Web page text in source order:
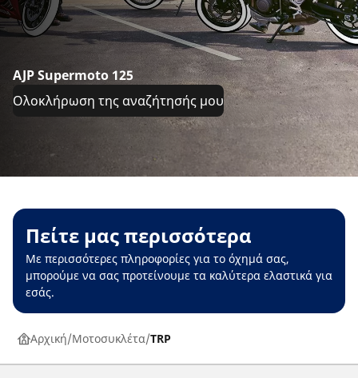
AJP Supermoto 125
Ολοκλήρωση της αναζήτησής μου
Πείτε μας περισσότερα
Με περισσότερες πληροφορίες για το όχημά σας,
μπορούμε να σας προτείνουμε τα καλύτερα ελαστικά για
εσάς.
Αρχική Μοτοσυκλέτα TRP